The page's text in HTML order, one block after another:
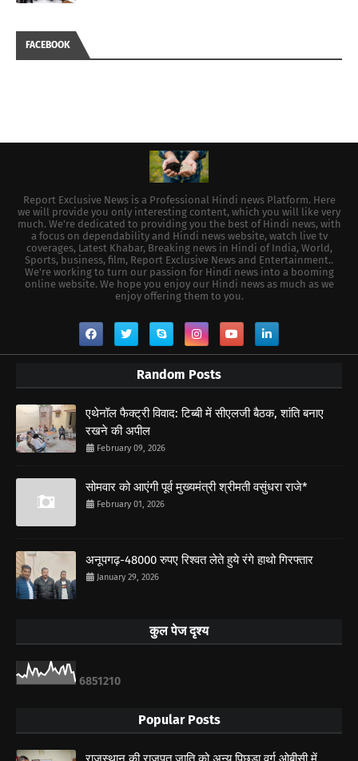
FACEBOOK
Report Exclusive News is a Professional Hindi news Platform. Here
we will provide you only interesting content, which you will like very
much. We're dedicated to providing you the best of Hindi news, with
a focus on dependability and Hindi news website, watch live tv
coverages, Latest Khabar, Breaking news in Hindi of India, World,
Sports, business, film, Report Exclusive News and Entertainment..
We're working to turn our passion for Hindi news into a booming
online website. We hope you enjoy our Hindi news as much as we
enjoy offering them to you.
Random Posts
एथेनॉल फैक्ट्री विवाद: टिब्बी में सीएलजी बैठक, शांति बनाए
रखने की अपील
February 09, 2026
सोमवार को आएंगी पूर्व मुख्यमंत्री श्रीमती वसुंधरा राजे*
February 01, 2026
अनूपगढ़-48000 रुपए रिश्वत लेते हुये रंगे हाथो गिरफ्तार
January 29, 2026
कुल पेज दृश्य
6851210
Popular Posts